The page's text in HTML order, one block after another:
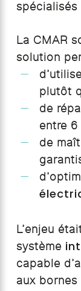
La CMAR
solution
plutôt
de
entre 6
de
L’enjeu
système
capable
aux